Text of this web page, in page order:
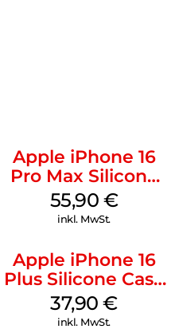
Apple iPhone 16
Pro Max Silicone
Case MagSafe
Stone Gray
55,90 €
inkl. MwSt.
Apple iPhone 16
Plus Silicone Case
MagSafe Lake
Green
37,90€
inkl. MwSt.